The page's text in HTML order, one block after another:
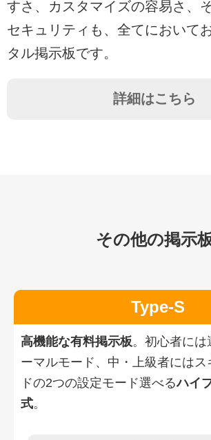
すさ、カスタマイズの容易さ、
セキュリティも、全てにおいて
タル掲示板です。
詳細はこちら
その他の掲示
Type-S
高機能な有料掲示板。初心者には
ーマルモード、中・上級者にはス
ドの2つの設定モード選べるハイ
式。